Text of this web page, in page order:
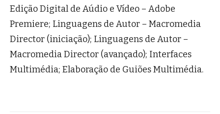
Edição Digital de Aúdio e Vídeo – Adobe
Premiere; Linguagens de Autor – Macromedia
Director (iniciação); Linguagens de Autor –
Macromedia Director (avançado); Interfaces
Multimédia; Elaboração de Guiões Multimédia.